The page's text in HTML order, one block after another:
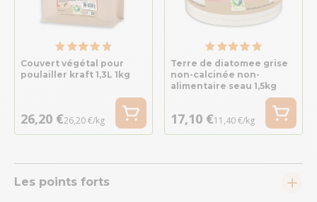
Couvert végétal pour
poulailler kraft 1,3L 1kg
26,20 €26,20 €/kg
Terre de diatomee grise
non-calcinée non-
alimentaire seau 1,5kg
17,10 €11,40 €/kg
Les points forts